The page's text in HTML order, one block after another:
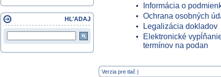
HL'ADAJ
Informácia o
Ochrana osobných
Legalizácia dokladov
Elektronické
termínov na podan
Verzia pre tlač |